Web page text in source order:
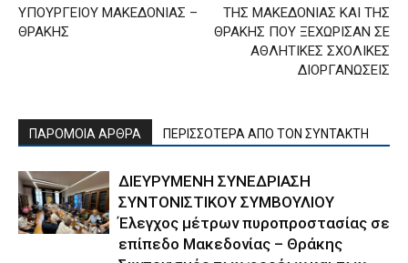
ΥΠΟΥΡΓΕΙΟΥ ΜΑΚΕΔΟΝΙΑΣ –
ΘΡΑΚΗΣ
ΤΗΣ ΜΑΚΕΔΟΝΙΑΣ ΚΑΙ ΤΗΣ
ΘΡΑΚΗΣ ΠΟΥ ΞΕΧΩΡΙΣΑΝ ΣΕ
ΑΘΛΗΤΙΚΕΣ ΣΧΟΛΙΚΕΣ
ΔΙΟΡΓΑΝΩΣΕΙΣ
ΠΑΡΟΜΟΙΑ ΑΡΘΡΑ ΠΕΡΙΣΣΟΤΕΡΑ ΑΠΟ ΤΟΝ ΣΥΝΤΑΚΤΗ
ΔΙΕΥΡΥΜΕΝΗ ΣΥΝΕΔΡΙΑΣΗ
ΣΥΝΤΟΝΙΣΤΙΚΟΥ ΣΥΜΒΟΥΛΙΟΥ
Έλεγχος μέτρων πυροπροστασίας σε
επίπεδο Μακεδονίας – Θράκης